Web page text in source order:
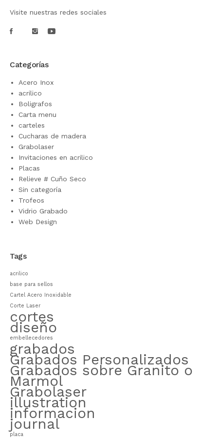
Visite nuestras redes sociales
Categorías
Acero Inox
acrilico
Boligrafos
Carta menu
carteles
Cucharas de madera
Grabolaser
Invitaciones en acrilico
Placas
Relieve # Cuño Seco
Sin categoría
Trofeos
Vidrio Grabado
Web Design
Tags
acrilico
base para sellos
Cartel Acero Inoxidable
Corte Laser
cortes
diseño
embellecedores
grabados
Grabados Personalizados
Grabados sobre Granito o
Marmol
Grabolaser
illustration
informacion
journal
placa